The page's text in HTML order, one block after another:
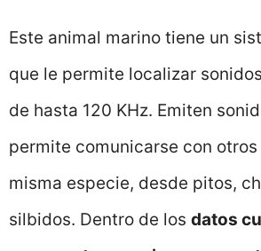
Este animal marino tiene un
que le permite localizar
de hasta 120 KHz. Emiten
permite comunicarse con
misma especie, desde pitos,
silbidos. Dentro de los datos